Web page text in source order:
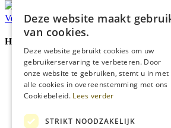
Ophalen in Echt
Verzondenbinnen 48 uur* Persoonlijk
Handige Links
Home
Klantenservice
Over ons
Blog
Cookies
Deze website maakt
van cookies.
Deze website gebruikt cookies om uw
gebruikerservaring te verbeteren. Door
onze website te gebruiken, stemt u in met
alle cookies in overeenstemming met ons
Cookiebeleid. Lees verder
STRIKT NOODZAKELIJK